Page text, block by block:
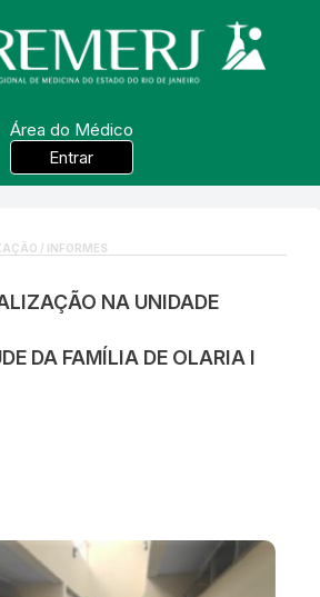
Área do Médico
Entrar
/ INFORMES
NA UNIDADE
DA FAMÍLIA DE OLARIA I